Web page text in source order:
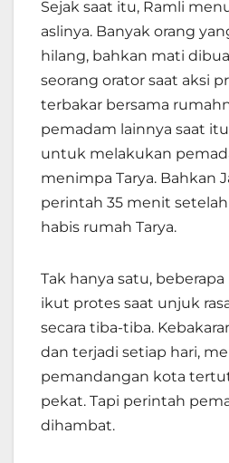
Sejak saat itu, Ramli
aslinya. Banyak orang
hilang, bahkan mati
seorang orator saat aksi
terbakar bersama
pemadam lainnya saat
untuk melakukan
menimpa Tarya. Bahkan
perintah 35 menit
habis rumah Tarya.
Tak hanya satu,
ikut protes saat unjuk
secara tiba-tiba.
dan terjadi setiap hari,
pemandangan kota
pekat. Tapi perintah
dihambat.